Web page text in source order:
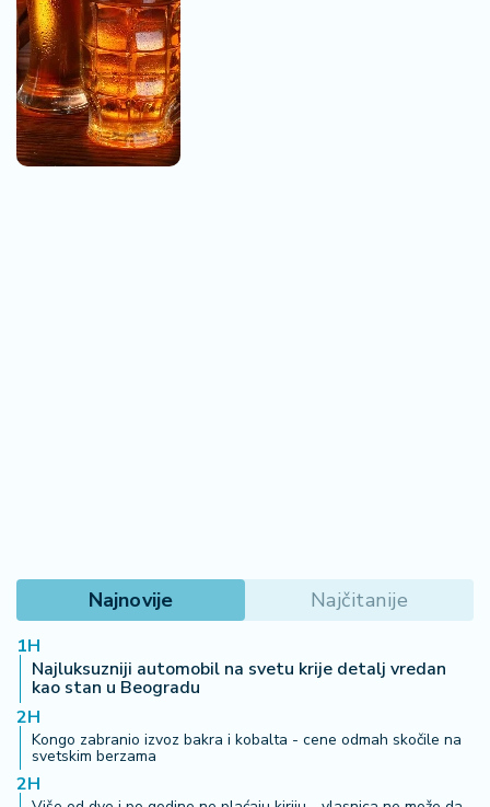
Najnovije Najčitanije
1H
Najluksuzniji automobil na svetu krije detalj vredan
kao stan u Beogradu
2H
Kongo zabranio izvoz bakra i kobalta - cene odmah skočile na
svetskim berzama
2H